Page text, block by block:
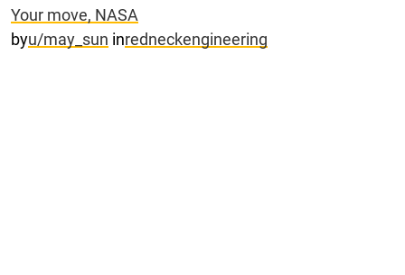
Your move, NASA
byu/may_sun inredneckengineering